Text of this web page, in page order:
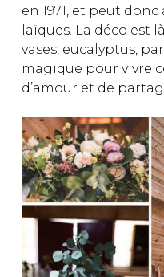
en 1971, et peut
laïques. La déco est
vases, eucalyptus,
magique pour vivre
d’amour et de